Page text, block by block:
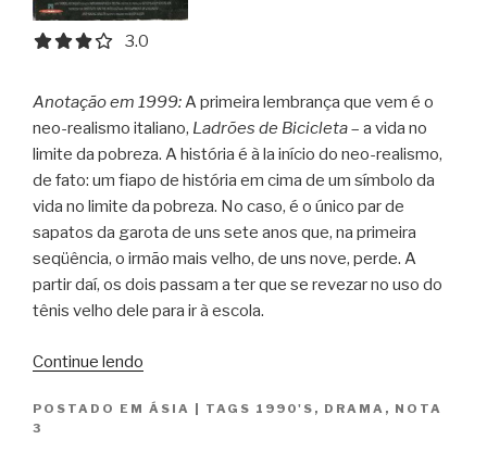
3.0 out of 5.0 stars
3.0
Anotação em 1999:A primeira lembrança que vem é o
neo-realismo italiano, Ladrões de Bicicleta– a vida no
limite da pobreza. A história é à la início do neo-realismo,
de fato: um fiapo de história em cima de um símbolo da
vida no limite da pobreza. No caso, é o único par de
sapatos da garota de uns sete anos que, na primeira
seqüência, o irmão mais velho, de uns nove, perde. A
partir daí, os dois passam a ter que se revezar no uso do
tênis velho dele para ir à escola.
Continue lendo
Paraíso
POSTADO EM ÁSIA TAGS 1990'S , DRAMA , NOTA
3